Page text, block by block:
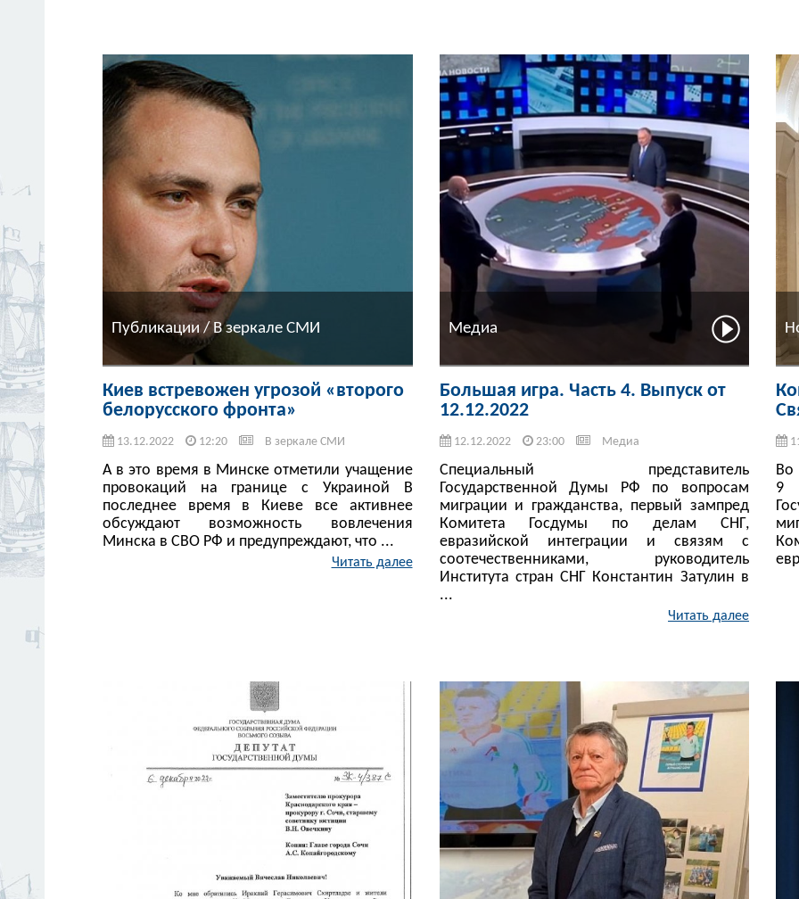
Публикации / В зеркале СМИ
Киев встревожен угрозой «второго
белорусского фронта»
13.12.2022 12:20 В зеркале СМИ
А в это время в Минске отметили учащение
провокаций на границе с Украиной В
последнее время в Киеве все активнее
обсуждают возможность вовлечения
Минска в СВО РФ и предупреждают, что ...
Читать далее
Медиа
Большая игра. Часть 4. Выпуск от
12.12.2022
12.12.2022 23:00 Медиа
Специальный представитель
Государственной Думы РФ по вопросам
миграции и гражданства, первый зампред
Комитета Госдумы по делам СНГ,
евразийской интеграции и связям с
соотечественниками, руководитель
Института стран СНГ Константин Затулин в
...
Читать далее
Во
9